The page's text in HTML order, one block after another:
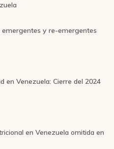
emergentes y re-emergentes
en Venezuela: Cierre del 2024
en Venezuela omitida en